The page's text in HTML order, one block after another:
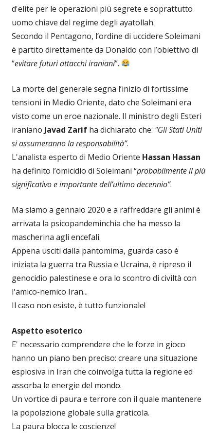
d'elite per le operazioni più segrete e soprattutto
uomo chiave del regime degli ayatollah.
Secondo il Pentagono, l’ordine di uccidere Soleimani
è partito direttamente da Donaldo con l’obiettivo di
“evitare futuri attacchi iraniani”.
La morte del generale segna l’inizio di fortissime
tensioni in Medio Oriente, dato che Soleimani era
visto come un eroe nazionale. Il ministro degli Esteri
iraniano Javad Zarif ha dichiarato che: "Gli Stati Uniti
si assumeranno la responsabilità”.
L'analista esperto di Medio Oriente Hassan Hassan
ha definito l’omicidio di Soleimani “probabilmente il più
significativo e importante dell’ultimo decennio”.
Ma siamo a gennaio 2020 e a raffreddare gli animi è
arrivata la psicopandeminchia che ha messo la
mascherina agli encefali.
Appena usciti dalla pantomima, guarda caso è
iniziata la guerra tra Russia e Ucraina, è ripreso il
genocidio palestinese e ora lo scontro di civiltà con
l'amico-nemico Iran...
Il caso non esiste, è tutto funzionale!
Aspetto esoterico
E' necessario comprendere che le forze in gioco
hanno un piano ben preciso: creare una situazione
esplosiva in Iran che coinvolga tutta la regione ed
assorba le energie del mondo.
Un vortice di paura e terrore con il quale mantenere
la popolazione globale sulla graticola.
La paura blocca le coscienze!